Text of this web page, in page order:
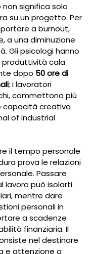
significa solo
su un progetto. Per
a burnout,
a una diminuzione
Gli psicologi hanno
cala
dopo 50 ore di
; i lavoratori
commettono più
capacità creativa
of Industrial
il tempo personale
prova le relazioni
Passare
lavoro può isolarti
mentre dare
personali in
a scadenze
finanziaria. Il
nel destinare
e attenzione a